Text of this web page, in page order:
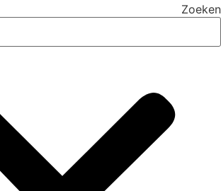
Zoeken